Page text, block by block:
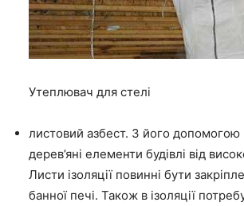
Утеплювач для стелі
листовий азбест. З його допомогою
дерев’яні елементи будівлі від
Листи ізоляції повинні бути
банної печі. Також в ізоляції